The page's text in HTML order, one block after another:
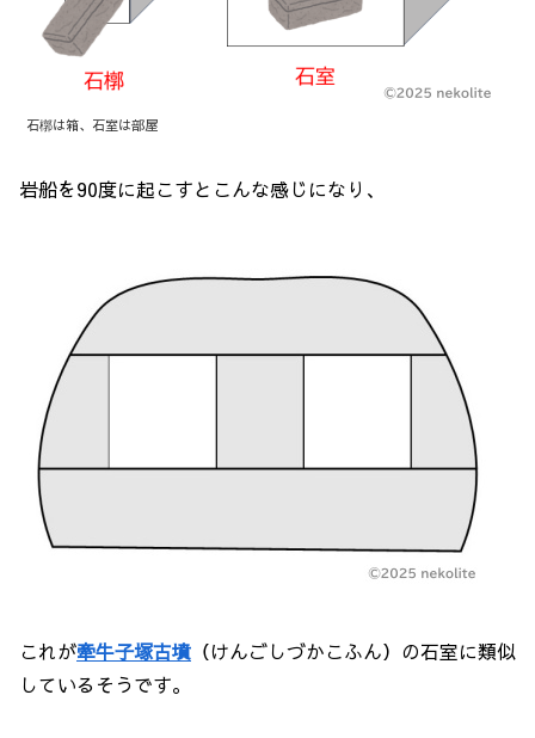
石槨は箱、石室は部屋
岩船を90度に起こすとこんな感じになり、
これが牽牛子塚古墳 （けんごしづかこふん）の石室に類似
しているそうです。